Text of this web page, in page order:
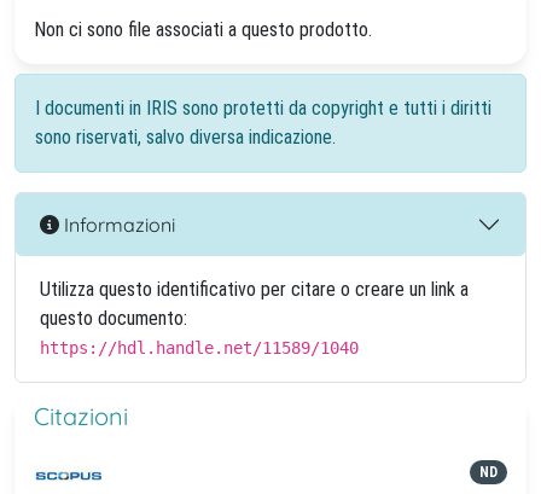
Non ci sono file associati a questo prodotto.
I documenti in IRIS sono protetti da copyright e tutti i diritti
sono riservati, salvo diversa indicazione.
Informazioni
Utilizza questo identificativo per citare o creare un link a
questo documento:
https://hdl.handle.net/11589/1040
Citazioni
ND